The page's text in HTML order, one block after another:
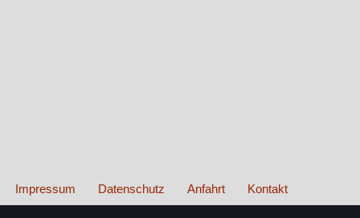
Impressum Datenschutz Anfahrt Kontakt